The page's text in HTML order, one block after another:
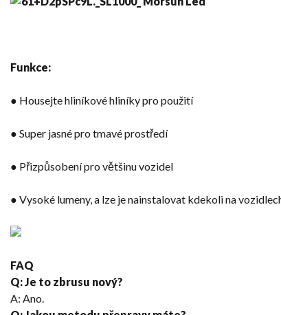
Funkce:
● Housejte hliníkové hliníky pro použití
● Super jasné pro tmavé prostředí
● Přizpůsobení pro většinu vozidel
● Vysoké lumeny, a lze je nainstalovat kdekoli na
FAQ
Q: Je to zbrusu nový?
A: Ano.